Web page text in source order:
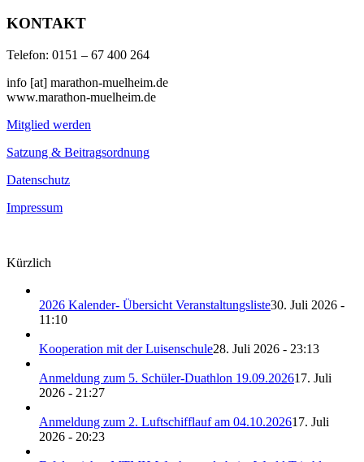
KONTAKT
Telefon: 0151 – 67 400 264
info [at] marathon-muelheim.de
www.marathon-muelheim.de
Mitglied werden
Satzung & Beitragsordnung
Datenschutz
Impressum
Kürzlich
2026 Kalender- Übersicht Veranstaltungsliste30. Juli 2026 -
11:10
Kooperation mit der Luisenschule28. Juli 2026 - 23:13
Anmeldung zum 5. Schüler-Duathlon 19.09.202617. Juli
2026 - 21:27
Anmeldung zum 2. Luftschifflauf am 04.10.202617. Juli
2026 - 20:23